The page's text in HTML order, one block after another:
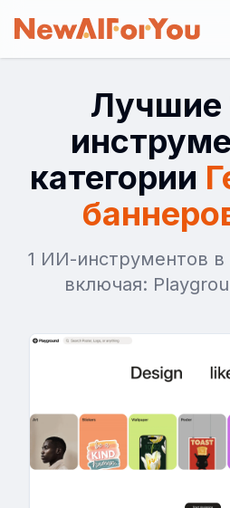
Лучшие
категории
1 ИИ-инструментов в
включая: